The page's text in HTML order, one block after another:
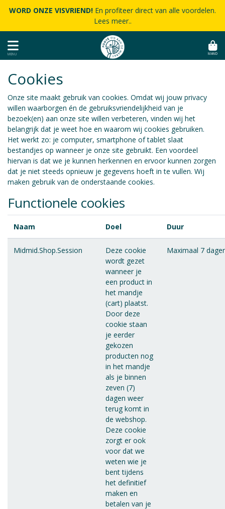
WORD ONZE VISVRIEND! En profiteer direct van alle voordelen.
Lees meer..
MENU MAND
Cookies
Onze site maakt gebruik van cookies. Omdat wij jouw privacy
willen waarborgen én de gebruiksvriendelijkheid van je
bezoek(en) aan onze site willen verbeteren, vinden wij het
belangrijk dat je weet hoe en waarom wij cookies gebruiken.
Het werkt zo: je computer, smartphone of tablet slaat
bestandjes op wanneer je onze site gebruikt. Een voordeel
hiervan is dat we je kunnen herkennen en ervoor kunnen zorgen
dat je niet steeds opnieuw je gegevens hoeft in te vullen. Wij
maken gebruik van de onderstaande cookies.
Functionele cookies
Naam Doel Duur
Midmid.Shop.Session
Deze cookie
wordt gezet
wanneer je
een product in
het mandje
(cart) plaatst.
Door deze
cookie staan
je eerder
gekozen
producten nog
in het mandje
als je binnen
zeven (7)
dagen weer
terug komt in
de webshop.
Deze cookie
zorgt er ook
voor dat we
weten wie je
bent tijdens
het definitief
maken en
betalen van je
Maximaal 7